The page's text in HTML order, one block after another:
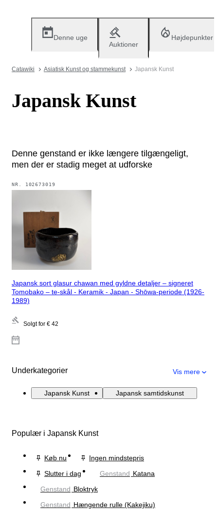
Denne uge
Auktioner
Højdepunkter
Catawiki Asiatisk Kunst og stammekunst Japansk Kunst
Japansk Kunst
Denne genstand er ikke længere tilgængeligt,
men der er stadig meget at udforske
NR. 102673019
Japansk sort glasur chawan med gyldne detaljer – signeret
Tomobako – te-skål - Keramik - Japan - Shōwa-periode (1926-
1989)
Solgt for € 42
Underkategorier Vis mere
Japansk Kunst Japansk samtidskunst
Populær i Japansk Kunst
Køb nu
Ingen mindstepris
Slutter i dag
Genstand Katana
Genstand Bloktryk
Genstand Hængende rulle (Kakejiku)